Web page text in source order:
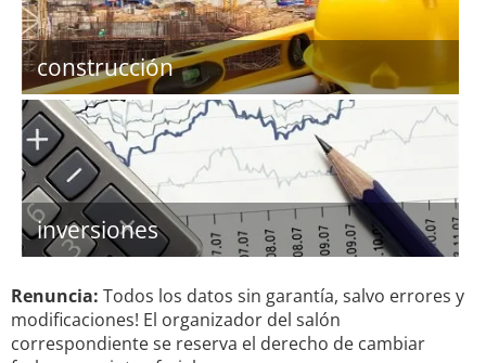
construcción
inversiones
Renuncia: Todos los datos sin garantía, salvo errores y
modificaciones! El organizador del salón
correspondiente se reserva el derecho de cambiar